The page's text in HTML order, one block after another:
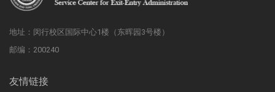
地址：闵行校区国际中心1楼（东晖园3号楼）
邮编：200240
友情链接